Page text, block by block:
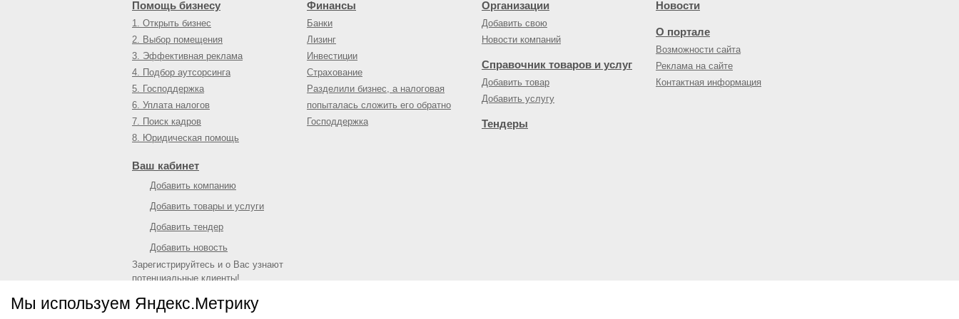
Мы используем Яндекс.Метрику
Помощь бизнесу
1. Открыть бизнес
2. Выбор помещения
3. Эффективная реклама
4. Подбор аутсорсинга
5. Господдержка
6. Уплата налогов
7. Поиск кадров
8. Юридическая помощь
Финансы
Банки
Лизинг
Инвестиции
Страхование
Разделили бизнес, а налоговая
попыталась сложить его обратно
Господдержка
Организации
Добавить свою
Новости компаний
Справочник товаров и услуг
Добавить товар
Добавить услугу
Тендеры
Новости
О портале
Возможности сайта
Реклама на сайте
Контактная информация
Ваш кабинет
Добавить компанию
Добавить товары и услуги
Добавить тендер
Добавить новость
Зарегистрируйтесь и о Вас узнают
потенциальные клиенты!